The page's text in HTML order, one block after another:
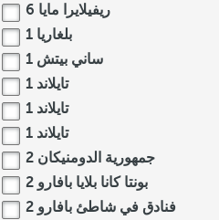
ريفيلايرا مايا 6
بلغاريا 1
ساني بيتش 1
تايلاند 1
تايلاند 1
تايلاند 1
جمهورية الدومنيكان 2
بونتا كانا بلايا بافارو 2
فنادق في شاطئ بافارو 2